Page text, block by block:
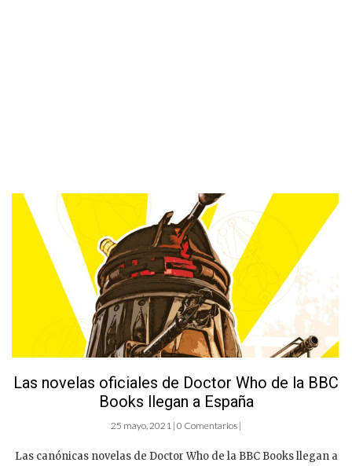
Las novelas oficiales de Doctor Who de la BBC
Books llegan a España
25 mayo, 2021 | 0 Comentarios |
Las canónicas novelas de Doctor Who de la BBC Books llegan a